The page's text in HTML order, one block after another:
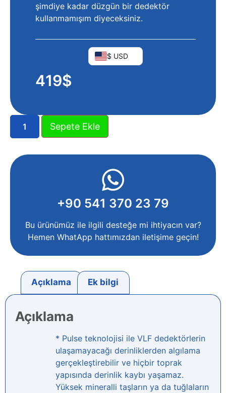
şimdiye kadar düzgün bir dedektör
kullanmamışım diyeceksiniz.
$ USD
419$
Sepete Ekle
+90 541 370 23 79
Bu ürünümüz ile ilgili desteğe mi ihtiyacın var?
Hemen WhatApp hattımızdan iletişime geçin!
Açıklama Ek bilgi
Açıklama
* Pulse teknolojisi ile VLF dedektörlerin
ulaşamayacağı derinliklerden algılama
gerçekleştirebilir ve hiçbir toprak
yapısında derinlik kaybı yaşamaz.
Yüksek mineralli taşların ya da tuğlaların